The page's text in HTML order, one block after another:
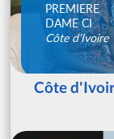
PREMIERE
DAME CI
Côte d'Ivoire
Côte